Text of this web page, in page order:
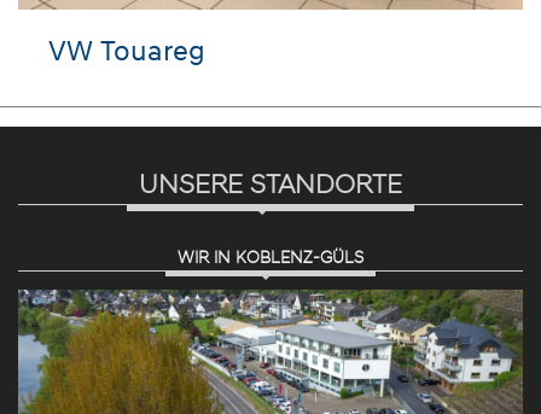
Skoda Kamiq
UNSERE STANDORTE
WIR IN KOBLENZ-GÜLS